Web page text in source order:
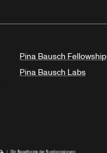
Pina Bausch Fellowship
Pina Bausch Labs